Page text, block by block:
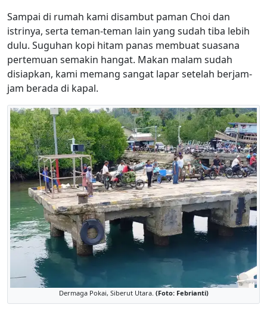
Sampai di rumah kami disambut paman Choi dan
istrinya, serta teman-teman lain yang sudah tiba lebih
dulu. Suguhan kopi hitam panas membuat suasana
pertemuan semakin hangat. Makan malam sudah
disiapkan, kami memang sangat lapar setelah berjam-
jam berada di kapal.
Dermaga Pokai, Siberut Utara. (Foto: Febrianti)